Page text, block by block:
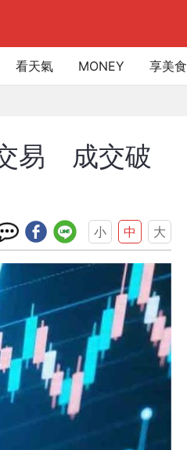
看天氣 MONEY 享美食
易 成交破
小 中 大